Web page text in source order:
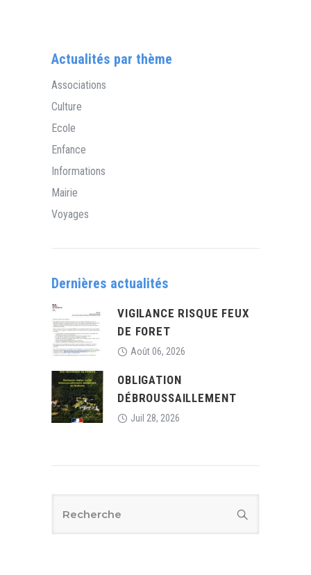
Actualités par thème
Associations
Culture
Ecole
Enfance
Informations
Mairie
Voyages
Dernières actualités
VIGILANCE RISQUE FEUX
DE FORET
Août 06, 2026
OBLIGATION
DÉBROUSSAILLEMENT
Juil 28, 2026